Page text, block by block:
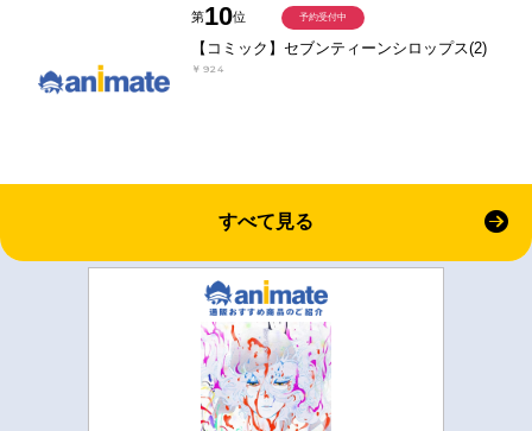
第10位
【コミック】セブンティーンシロップス(2)
￥924
予約受付中
すべて見る